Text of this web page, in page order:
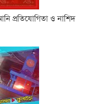
প্রতিযোগিতা ও নাশিদ